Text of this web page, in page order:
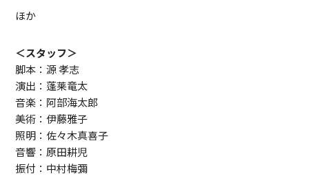
ほか
＜スタッフ＞
脚本：源 孝志
演出：蓬莱竜太
音楽：阿部海太郎
美術：伊藤雅子
照明：佐々木真喜子
音響：原田耕児
振付：中村梅彌